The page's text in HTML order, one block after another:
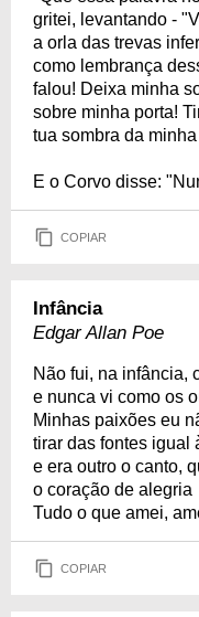
gritei, levantando -
a orla das trevas
como lembrança
falou! Deixa minha
sobre minha porta!
tua sombra da
E o Corvo disse:
COPIAR
Infância
Edgar Allan Poe
Não fui, na infância,
e nunca vi como os
Minhas paixões eu
tirar das fontes igual
e era outro o canto,
o coração de alegria
Tudo o que amei,
COPIAR